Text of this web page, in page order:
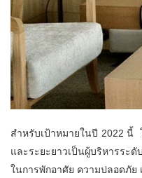
สำหรับเป้าหมายในปี 2022 นี้
และระยะยาวเป็นผู้บริหารระ
ในการพักอาศัย ความปลอดภัย